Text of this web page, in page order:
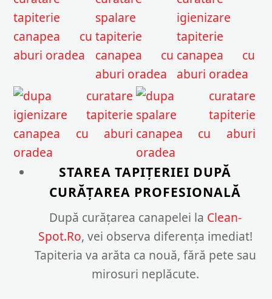
STAREA TAPIȚERIEI DUPĂ
CURĂȚAREA PROFESIONALĂ
După curățarea canapelei la Clean-
Spot.Ro, vei observa diferența imediat!
Tapiteria va arăta ca nouă, fără pete sau
mirosuri neplăcute.